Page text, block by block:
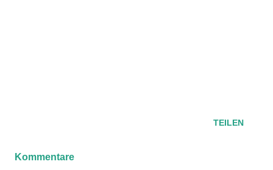
TEILEN
Kommentare